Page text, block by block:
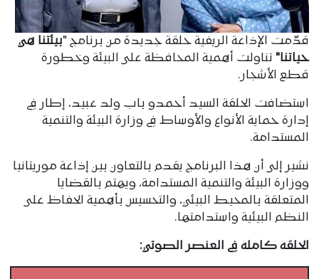
قدّمت الإذاعة الريفية حلقة جديدة من برنامج "بيئتنا ھي
حياتنا" تناولت أھمية المحافظة على البيئة وخطورة
قطع الأشجار.
استضافت الحلقة السيد أحمدو باب ولد عبيد، إطار في
إدارة حماية الأنواع والأوساط في وزارة البيئة والتنمية
المستدامة.
نشير إلى أن هذا البرنامج يقدم بالتعاون بين إذاعة موريتانيا
ووزارة البيئة والتنمية المستدامة، ويهتم بالقضايا
المتعلقة بالمحيط البيئي، والتحسيس بأهمية الحفاظ على
النظم البيئية واستدامتها.
الحلقة كاملة في العنصر الصوتي: